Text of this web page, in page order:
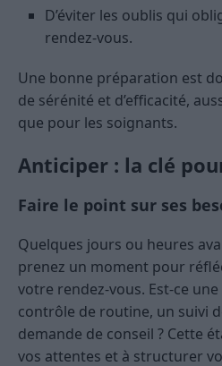
D’éviter les oublis qui
rendez-vous.
Une bonne préparation est
de sérénité et d’efficacité,
que pour les soignants.
Anticiper : la clé
Faire le point sur ses
Quelques jours ou heures
prenez un moment pour
votre rendez-vous. Est-ce
contrôle de routine, un suivi
demande de conseil ? Cette
vos attentes et à structurer